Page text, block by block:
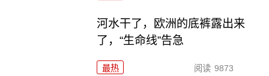
河水干了，欧洲的底裤露出来
了，“生命线”告急
最热 阅读 9873